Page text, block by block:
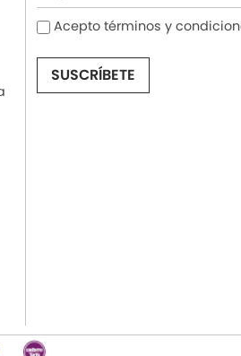
Acepto términos y